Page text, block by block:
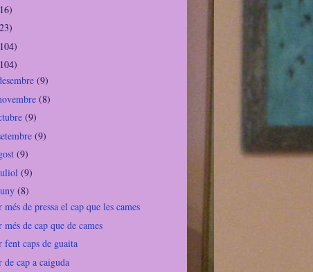
(9)
(8)
(9)
(9)
(9)
(9)
(8)
més de pressa el cap que les cames
més de cap que de cames
fent caps de guaita
de cap a caiguda